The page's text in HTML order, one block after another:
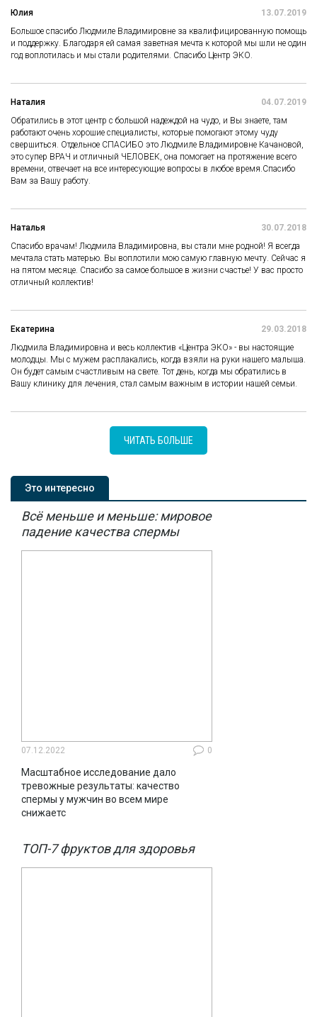
Юлия
13.07.2019
Большое спасибо Людмиле Владимировне за квалифицированную помощь
и поддержку. Благодаря ей самая заветная мечта к которой мы шли не один
год воплотилась и мы стали родителями. Спасибо Центр ЭКО.
Наталия
04.07.2019
Обратились в этот центр с большой надеждой на чудо, и Вы знаете, там
работают очень хорошие специалисты, которые помогают этому чуду
свершиться. Отдельное СПАСИБО это Людмиле Владимировне Качановой,
это супер ВРАЧ и отличный ЧЕЛОВЕК, она помогает на протяжение всего
времени, отвечает на все интересующие вопросы в любое время.Спасибо
Вам за Вашу работу.
Наталья
30.07.2018
Спасибо врачам! Людмила Владимировна, вы стали мне родной! Я всегда
мечтала стать матерью. Вы воплотили мою самую главную мечту. Сейчас я
на пятом месяце. Спасибо за самое большое в жизни счастье! У вас просто
отличный коллектив!
Екатерина
29.03.2018
Людмила Владимировна и весь коллектив «Центра ЭКО» - вы настоящие
молодцы. Мы с мужем расплакались, когда взяли на руки нашего малыша.
Он будет самым счастливым на свете. Тот день, когда мы обратились в
Вашу клинику для лечения, стал самым важным в истории нашей семьи.
ЧИТАТЬ БОЛЬШЕ
Это интересно
Всё меньше и меньше: мировое
падение качества спермы
07.12.2022 0
Масштабное исследование дало
тревожные результаты: качество
спермы у мужчин во всем мире
снижаетс
ТОП-7 фруктов для здоровья